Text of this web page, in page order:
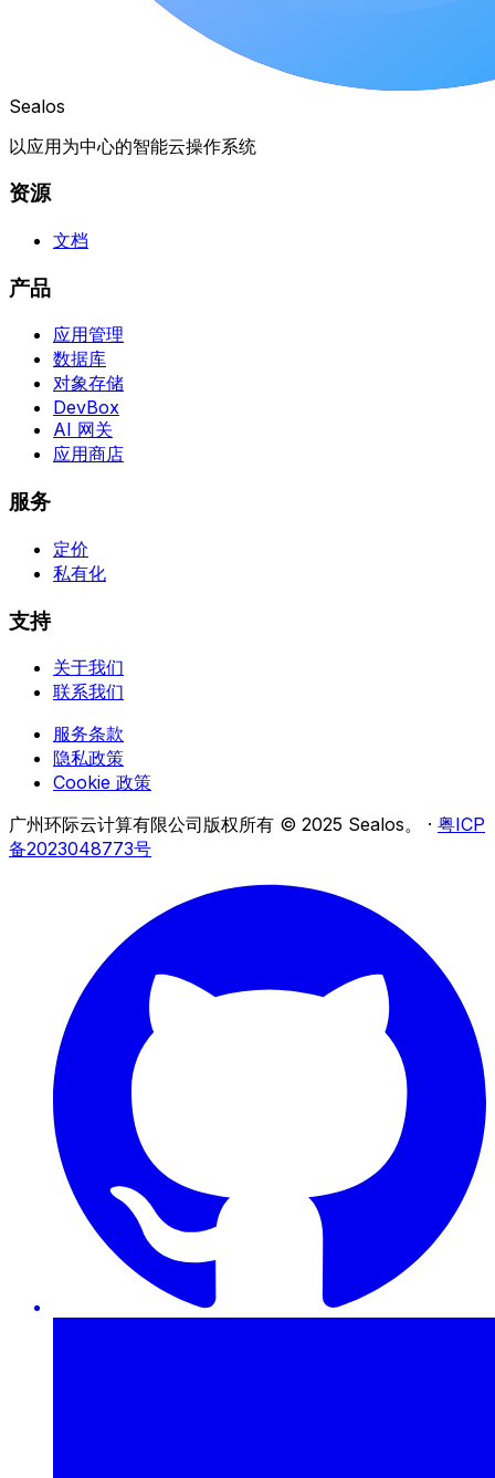
Sealos
以应用为中心的智能云操作系统
资源
文档
产品
应用管理
数据库
对象存储
DevBox
AI 网关
应用商店
服务
定价
私有化
支持
关于我们
联系我们
服务条款
隐私政策
Cookie 政策
广州环际云计算有限公司版权所有 © 2025 Sealos。
· 粤ICP
备2023048773号